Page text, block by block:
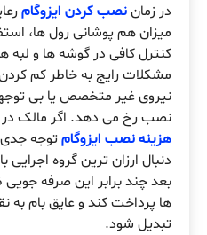
در زماننصب کردن ایزوگام
میزان هم پوشانی رول ها،
کنترل کافی در گوشه ها و
مشکلات رایج به خاطر کم کردن
نیروی غیر متخصص یا بی
نصب رخ می دهد. اگر مالک در
هزینه نصب ایزوگامتوجه جدی
دنبال ارزان ترین گروه
بعد چند برابر این صرفه جویی
ها پرداخت کند و عایق بام
تبدیل شود.